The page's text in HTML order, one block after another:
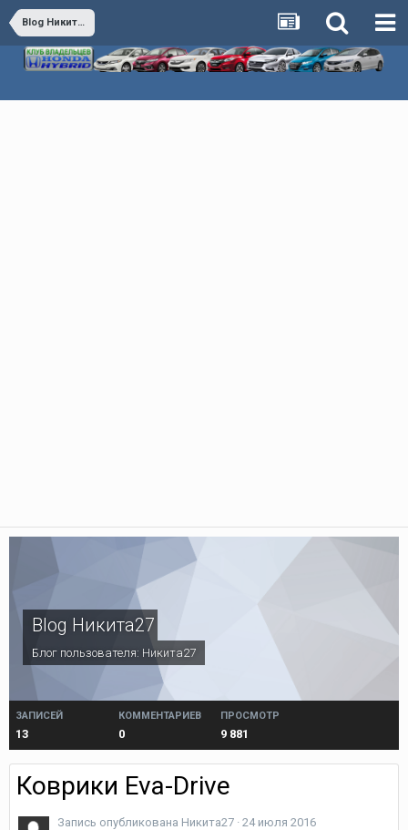
Blog Никита27
Blog Никита27
Блог пользователя: Никита27
ЗАПИСЕЙ
13
КОММЕНТАРИЕВ
0
ПРОСМОТР
9 881
Коврики Eva-Drive
Запись опубликована Никита27 · 24 июля 2016